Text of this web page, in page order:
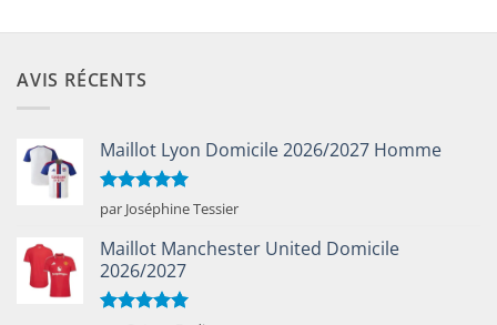
AVIS RÉCENTS
Maillot Lyon Domicile 2026/2027 Homme
Note5sur
5
par Joséphine Tessier
Maillot Manchester United Domicile
2026/2027